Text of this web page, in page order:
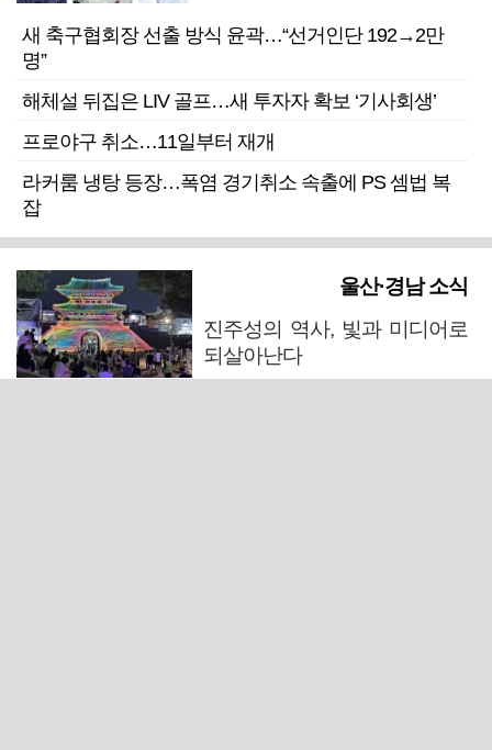
새 축구협회장 선출 방식 윤곽…“선거인단 192→2만
명”
해체설 뒤집은 LIV 골프…새 투자자 확보 ‘기사회생’
프로야구 취소…11일부터 재개
라커룸 냉탕 등장…폭염 경기취소 속출에 PS 셈법 복
잡
울산·경남 소식
진주성의 역사, 빛과 미디어로
되살아난다